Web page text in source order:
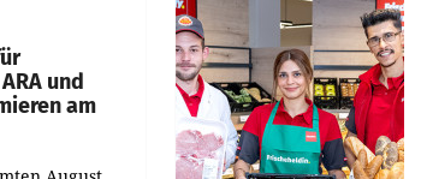
gegenüber
und
am